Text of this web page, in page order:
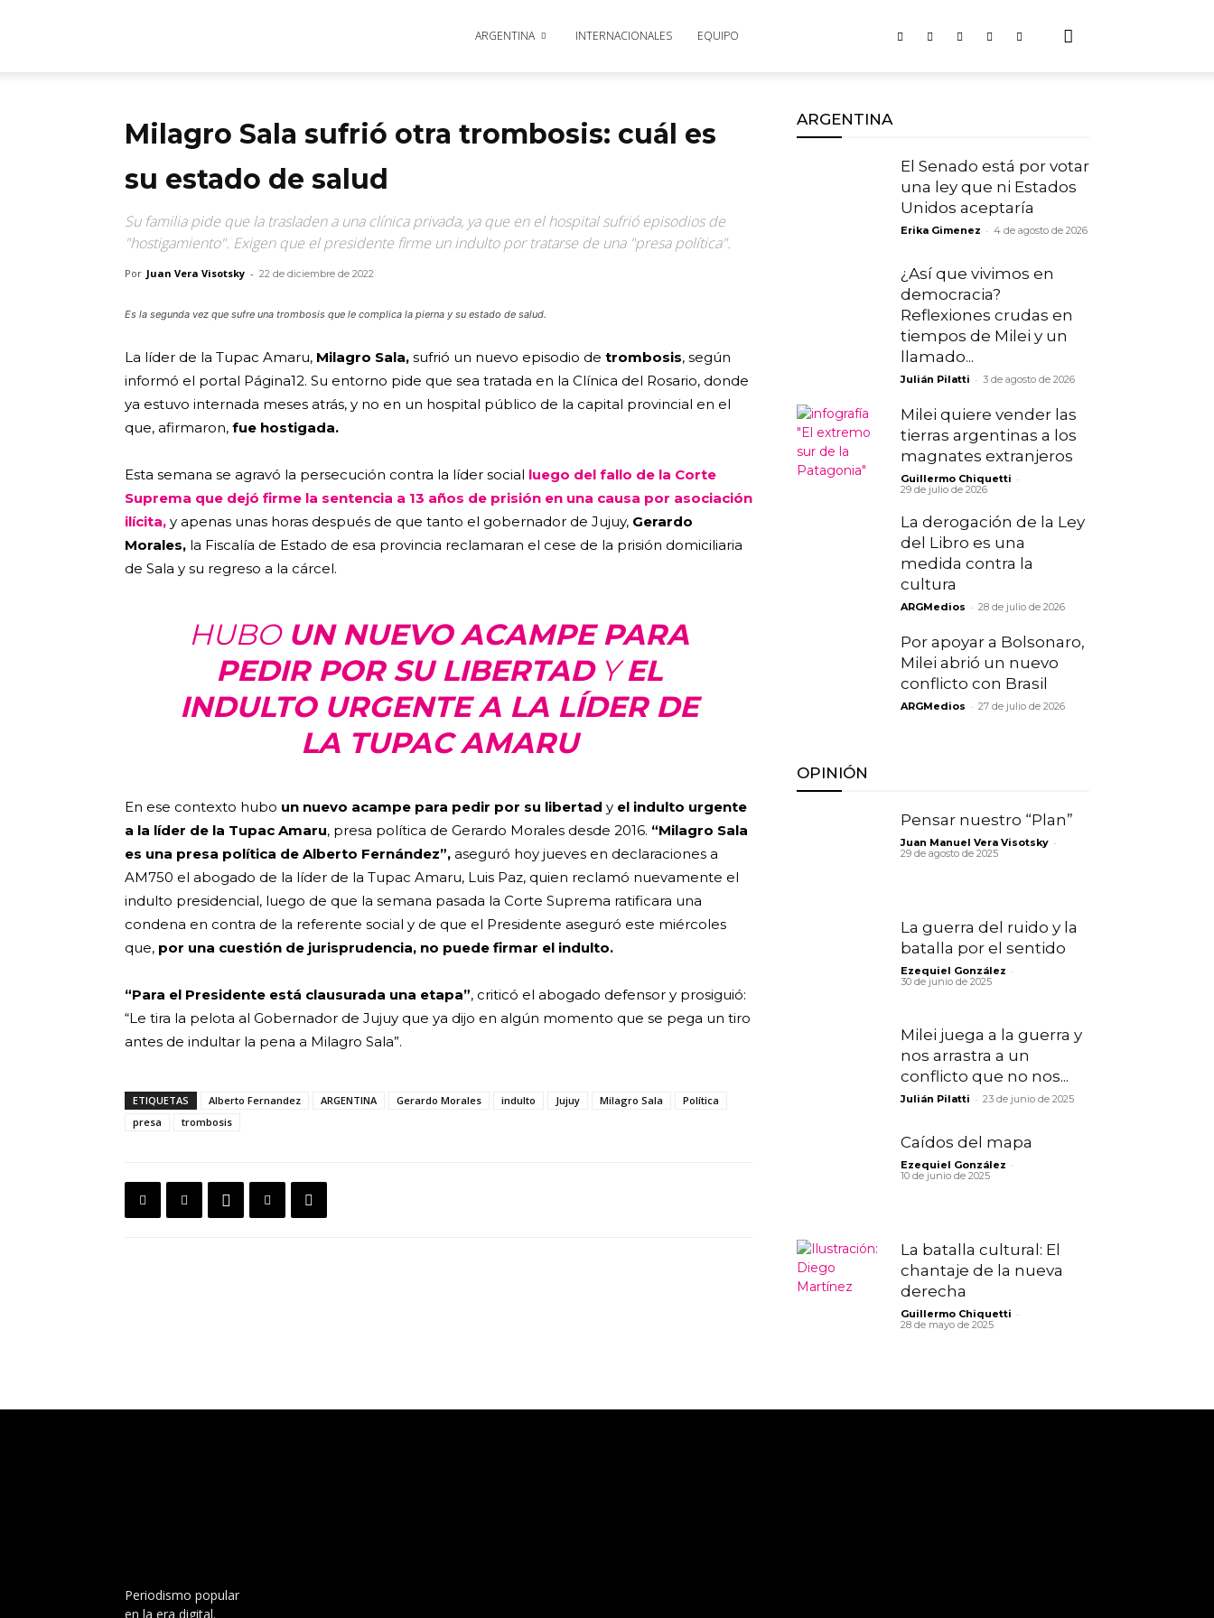
ARGENTINA INTERNACIONALES EQUIPO
Milagro Sala sufrió otra trombosis: cuál es
su estado de salud
Su familia pide que la trasladen a una clínica privada, ya que en el hospital sufrió episodios de
"hostigamiento". Exigen que el presidente firme un indulto por tratarse de una "presa política".
Por Juan Vera Visotsky - 22 de diciembre de 2022
Es la segunda vez que sufre una trombosis que le complica la pierna y su estado de salud.
La líder de la Tupac Amaru, Milagro Sala, sufrió un nuevo episodio de trombosis, según
informó el portal Página12. Su entorno pide que sea tratada en la Clínica del Rosario, donde
ya estuvo internada meses atrás, y no en un hospital público de la capital provincial en el
que, afirmaron, fue hostigada.
Esta semana se agravó la persecución contra la líder social luego del fallo de la Corte
Suprema que dejó firme la sentencia a 13 años de prisión en una causa por asociación
ilícita, y apenas unas horas después de que tanto el gobernador de Jujuy, Gerardo
Morales, la Fiscalía de Estado de esa provincia reclamaran el cese de la prisión domiciliaria
de Sala y su regreso a la cárcel.
HUBO UN NUEVO ACAMPE PARA
PEDIR POR SU LIBERTADYEL
INDULTO URGENTE A LA LÍDER DE
LA TUPAC AMARU
En ese contexto hubo un nuevo acampe para pedir por su libertad y el indulto urgente
a la líder de la Tupac Amaru, presa política de Gerardo Morales desde 2016. “Milagro Sala
es una presa política de Alberto Fernández”, aseguró hoy jueves en declaraciones a
AM750 el abogado de la líder de la Tupac Amaru, Luis Paz, quien reclamó nuevamente el
indulto presidencial, luego de que la semana pasada la Corte Suprema ratificara una
condena en contra de la referente social y de que el Presidente aseguró este miércoles
que, por una cuestión de jurisprudencia, no puede firmar el indulto.
“Para el Presidente está clausurada una etapa”, criticó el abogado defensor y prosiguió:
“Le tira la pelota al Gobernador de Jujuy que ya dijo en algún momento que se pega un tiro
antes de indultar la pena a Milagro Sala”.
ETIQUETAS Alberto Fernandez ARGENTINA Gerardo Morales indulto Jujuy Milagro Sala
Política
presa
trombosis
ARGENTINA
El Senado está por votar
una ley que ni Estados
Unidos aceptaría
Erika Gimenez - 4 de agosto de 2026
¿Así que vivimos en
democracia?
Reflexiones crudas en
tiempos de Milei y un
llamado...
Julián Pilatti - 3 de agosto de 2026
Milei quiere vender las
tierras argentinas a los
magnates extranjeros
Guillermo Chiquetti -
29 de julio de 2026
La derogación de la Ley
del Libro es una
medida contra la
cultura
ARGMedios - 28 de julio de 2026
Por apoyar a Bolsonaro,
Milei abrió un nuevo
conflicto con Brasil
ARGMedios - 27 de julio de 2026
OPINIÓN
Pensar nuestro “Plan”
Juan Manuel Vera Visotsky -
29 de agosto de 2025
La guerra del ruido y la
batalla por el sentido
Ezequiel González -
30 de junio de 2025
Milei juega a la guerra y
nos arrastra a un
conflicto que no nos...
Julián Pilatti - 23 de junio de 2025
Caídos del mapa
Ezequiel González -
10 de junio de 2025
La batalla cultural: El
chantaje de la nueva
derecha
Guillermo Chiquetti -
28 de mayo de 2025
Periodismo popular
en la era digital.